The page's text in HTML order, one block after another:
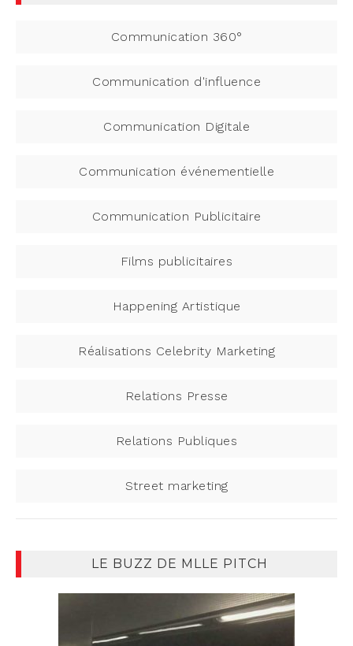
Communication 360°
Communication d'influence
Communication Digitale
Communication événementielle
Communication Publicitaire
Films publicitaires
Happening Artistique
Réalisations Celebrity Marketing
Relations Presse
Relations Publiques
Street marketing
LE BUZZ DE MLLE PITCH